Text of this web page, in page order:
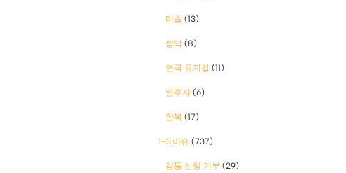
미술 (13)
성악 (8)
연극 뮤지컬 (11)
연주자 (6)
한복 (17)
1-3 이슈 (737)
감동 선행 기부 (29)